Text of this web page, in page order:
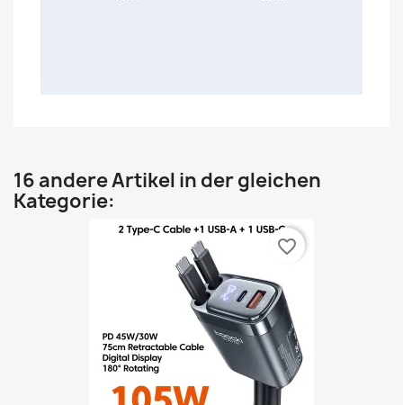
16 andere Artikel in der gleichen
Kategorie:
favorite_border